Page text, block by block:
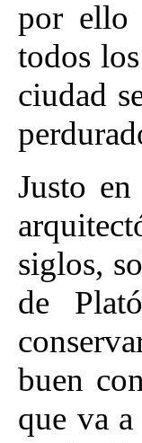
por ello
todos
ciudad
Justo
siglos,
de
buen
que va